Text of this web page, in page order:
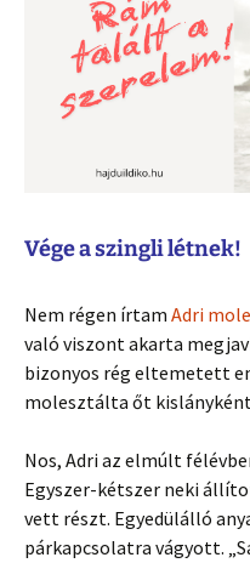
Vége a szingli létnek!
Nem régen írtam Adri
való viszont akarta
bizonyos rég eltemetett
molesztálta őt
Nos, Adri az elmúlt
Egyszer-kétszer neki
vett részt. Egyedülálló
párkapcsolatra vágyott.